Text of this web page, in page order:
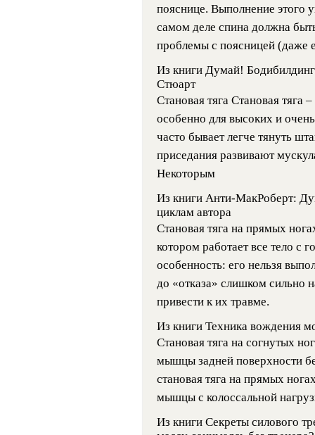
пояснице. Выполнение этого
самом деле спина должна
проблемы с поясницей (даже
Из книги Думай!
Стюарт
Становая тяга Становая тяга
особенно для высоких и
часто бывает легче тянуть
приседания развивают
Некоторым
Из книги Анти-МакРоберт:
циклам автора
Становая тяга на прямых
котором работает все тело с
особенность: его нельзя
до «отказа» слишком сильно
привести к их травме.
Из книги Техника вождения
Становая тяга на согнутых
мышцы задней поверхности
становая тяга на прямых
мышцы с колоссальной
Из книги Секреты силового